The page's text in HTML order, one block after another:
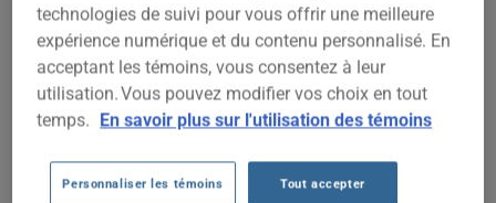
TITAN 2013, il est plus important que jamais de comparer les
options disponibles.
700$
technologies de suivi pour vous offrir une meilleure
expérience numérique et du contenu personnalisé. En
acceptant les témoins, vous consentez à leur
utilisation. Vous pouvez modifier vos choix en tout
temps. En savoir plus sur l'utilisation des témoins
Personnaliser les témoins Tout accepter